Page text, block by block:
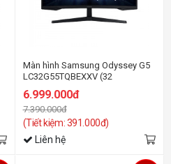
Màn hình Samsung Odyssey G5
LC32G55TQBEXXV (32
6.999.000đ
7.390.000đ
(Tiết kiệm: 391.000đ)
Liên hệ